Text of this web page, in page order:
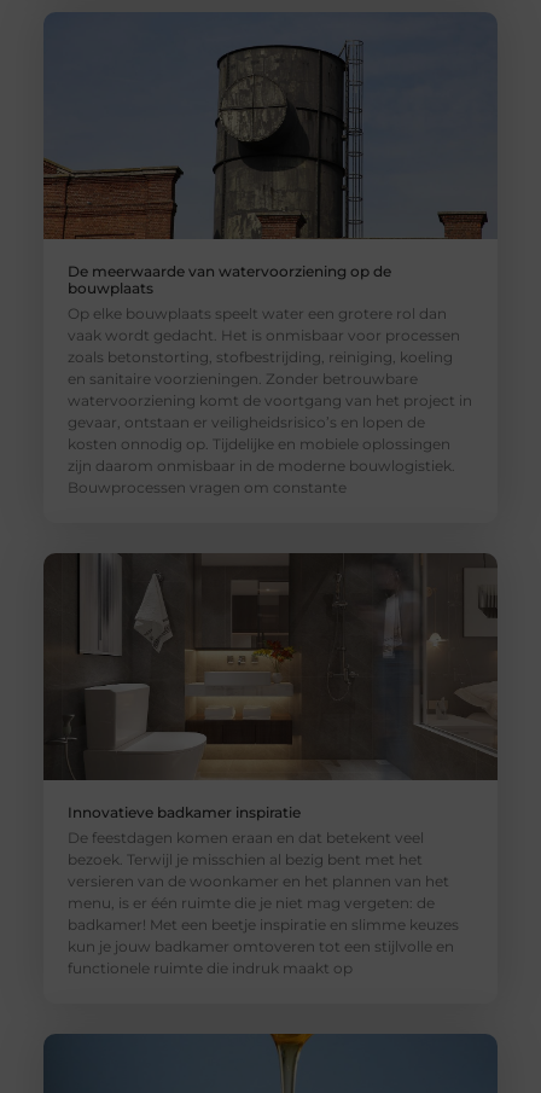
De meerwaarde van watervoorziening op de
bouwplaats
Op elke bouwplaats speelt water een grotere rol dan
vaak wordt gedacht. Het is onmisbaar voor processen
zoals betonstorting, stofbestrijding, reiniging, koeling
en sanitaire voorzieningen. Zonder betrouwbare
watervoorziening komt de voortgang van het project in
gevaar, ontstaan er veiligheidsrisico’s en lopen de
kosten onnodig op. Tijdelijke en mobiele oplossingen
zijn daarom onmisbaar in de moderne bouwlogistiek.
Bouwprocessen vragen om constante
Innovatieve badkamer inspiratie
De feestdagen komen eraan en dat betekent veel
bezoek. Terwijl je misschien al bezig bent met het
versieren van de woonkamer en het plannen van het
menu, is er één ruimte die je niet mag vergeten: de
badkamer! Met een beetje inspiratie en slimme keuzes
kun je jouw badkamer omtoveren tot een stijlvolle en
functionele ruimte die indruk maakt op